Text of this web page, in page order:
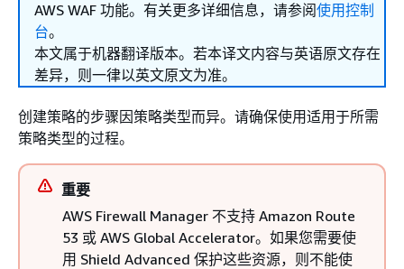
AWS WAF 功能。有关更多详细信息，请参阅使用控制
台。
本文属于机器翻译版本。若本译文内容与英语原文存在
差异，则一律以英文原文为准。
创建策略的步骤因策略类型而异。请确保使用适用于所需
策略类型的过程。
重要
AWS Firewall Manager 不支持 Amazon Route
53 或 AWS Global Accelerator。如果您需要使
用 Shield Advanced 保护这些资源，则不能使